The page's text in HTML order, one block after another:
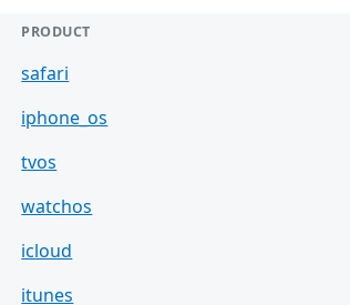
PRODUCT
safari
iphone_os
tvos
watchos
icloud
itunes